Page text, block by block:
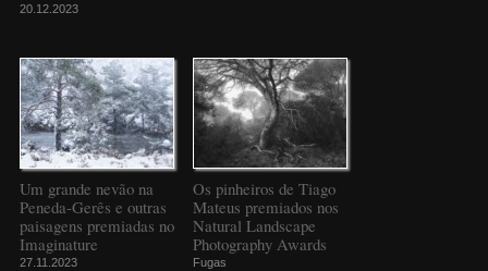
20.12.2023
Um grande nevão na
Peneda-Gerês e outras
paisagens premiadas no
Imaginature
27.11.2023
Os pinheiros de Tiago
Mateus premiados nos
Natural Landscape
Photography Awards
Fugas